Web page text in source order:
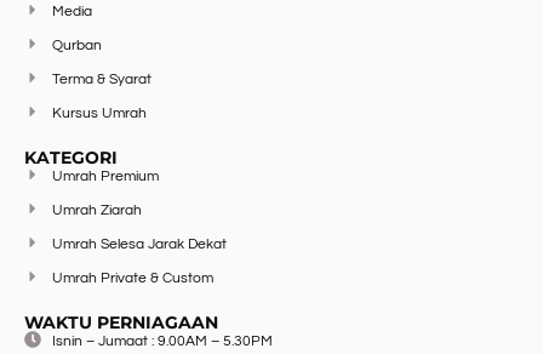
Media
Qurban
Terma & Syarat
Kursus Umrah
KATEGORI
Umrah Premium
Umrah Ziarah
Umrah Selesa Jarak Dekat
Umrah Private & Custom
WAKTU PERNIAGAAN
Isnin – Jumaat : 9.00AM – 5.30PM